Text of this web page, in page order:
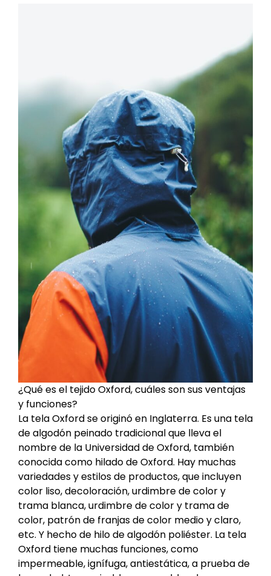
¿Qué es el tejido Oxford, cuáles son sus ventajas
y funciones?
La tela Oxford se originó en Inglaterra. Es una tela
de algodón peinado tradicional que lleva el
nombre de la Universidad de Oxford, también
conocida como hilado de Oxford. Hay muchas
variedades y estilos de productos, que incluyen
color liso, decoloración, urdimbre de color y
trama blanca, urdimbre de color y trama de
color, patrón de franjas de color medio y claro,
etc. Y hecho de hilo de algodón poliéster. La tela
Oxford tiene muchas funciones, como
impermeable, ignífuga, antiestática, a prueba de